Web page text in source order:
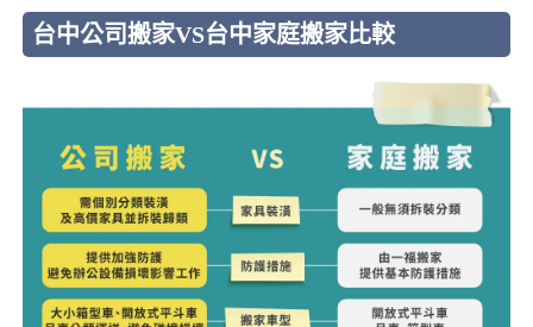
台中公司搬家VS台中家庭搬家比較